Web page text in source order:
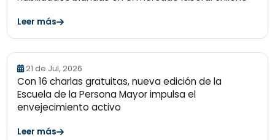
Leer más
21 de Jul, 2026
Con 16 charlas gratuitas, nueva edición de la
Escuela de la Persona Mayor impulsa el
envejecimiento activo
Leer más